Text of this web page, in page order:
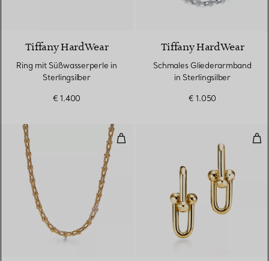
Tiffany HardWear
Ring mit Süßwasserperle in
Sterlingsilber
€ 1.400
Tiffany HardWear
Schmales Gliederarmband
in Sterlingsilber
€ 1.050
Halskette mit mittelgroßen
3 Materialien